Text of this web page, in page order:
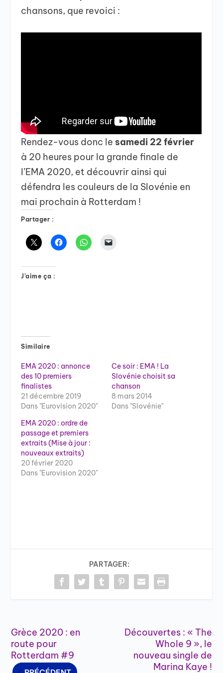
chansons, que revoici :
Rendez-vous donc le samedi 22 février
à 20 heures pour la grande finale de
l’EMA 2020, et découvrir ainsi qui
défendra les couleurs de la Slovénie en
mai prochain à Rotterdam !
Partager :
J’aime ça :
Similaire
EMA 2020 : annonce
des 10 premiers
finalistes
21 décembre 2019
Dans "Eurovision 2020"
Ce soir : EMA ! La
Slovénie choisit sa
chanson
8 mars 2014
Dans "Slovénie"
EMA 2020 : ordre de
passage et premiers
extraits (Mise à jour :
nouveaux extraits)
20 février 2020
Dans "Eurovision 2020"
PARTAGER:
Grèce 2020 : en
route pour
Rotterdam #9
Découvertes : « The
Whole 9 », le
nouveau single de
Marina Kaye !